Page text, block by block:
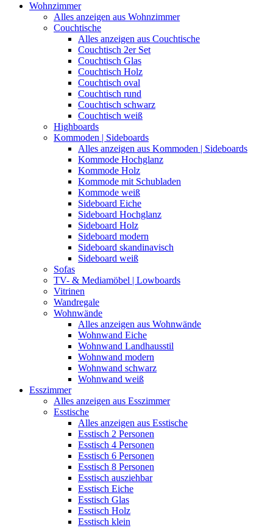
Wohnzimmer
Alles anzeigen aus Wohnzimmer
Couchtische
Alles anzeigen aus Couchtische
Couchtisch 2er Set
Couchtisch Glas
Couchtisch Holz
Couchtisch oval
Couchtisch rund
Couchtisch schwarz
Couchtisch weiß
Highboards
Kommoden | Sideboards
Alles anzeigen aus Kommoden | Sideboards
Kommode Hochglanz
Kommode Holz
Kommode mit Schubladen
Kommode weiß
Sideboard Eiche
Sideboard Hochglanz
Sideboard Holz
Sideboard modern
Sideboard skandinavisch
Sideboard weiß
Sofas
TV- & Mediamöbel | Lowboards
Vitrinen
Wandregale
Wohnwände
Alles anzeigen aus Wohnwände
Wohnwand Eiche
Wohnwand Landhausstil
Wohnwand modern
Wohnwand schwarz
Wohnwand weiß
Esszimmer
Alles anzeigen aus Esszimmer
Esstische
Alles anzeigen aus Esstische
Esstisch 2 Personen
Esstisch 4 Personen
Esstisch 6 Personen
Esstisch 8 Personen
Esstisch ausziehbar
Esstisch Eiche
Esstisch Glas
Esstisch Holz
Esstisch klein